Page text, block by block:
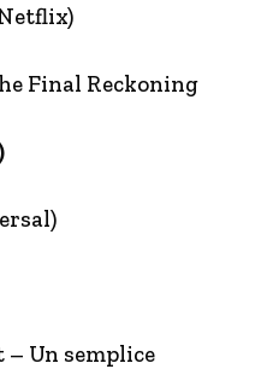
Final Reckoning
– Un semplice